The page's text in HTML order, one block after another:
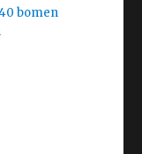
bomen